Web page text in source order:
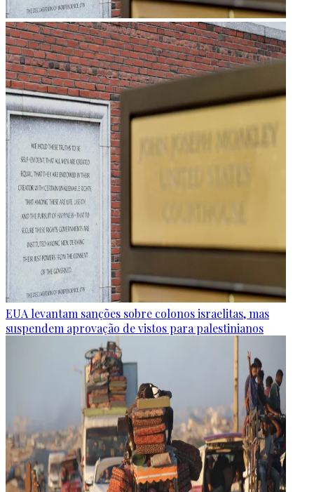
EUA levantam sanções sobre colonos israelitas, mas
suspendem aprovação de vistos para palestinianos